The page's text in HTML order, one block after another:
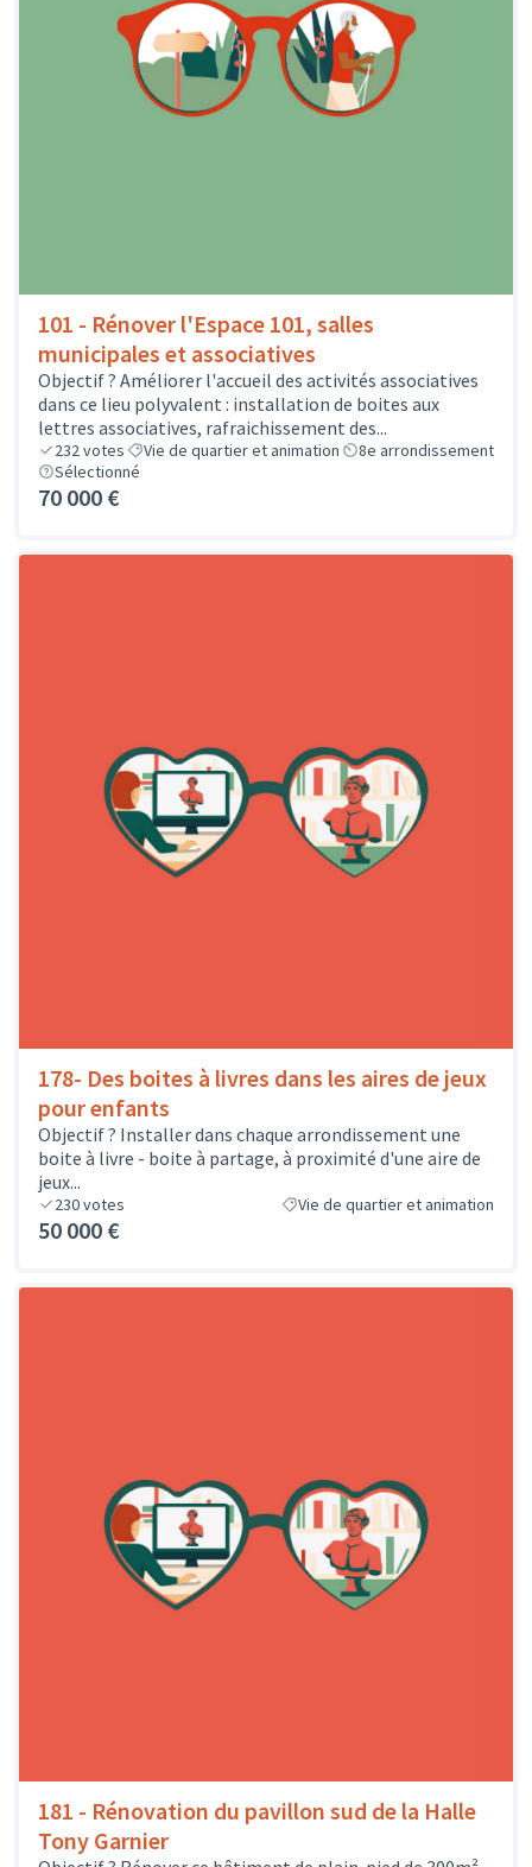
101 - Rénover l'Espace 101, salles
municipales et associatives
Objectif ? Améliorer l'accueil des activités associatives
dans ce lieu polyvalent : installation de boites aux
lettres associatives, rafraichissement des...
232votes Vie de quartier et animation
8e arrondissement
Sélectionné
70 000 €
178- Des boites à livres dans les aires de jeux
pour enfants
Objectif ? Installer dans chaque arrondissement une
boite à livre - boite à partage, à proximité d'une aire de
jeux...
230votes Vie de quartier et animation
50 000 €
181 - Rénovation du pavillon sud de la Halle
Tony Garnier